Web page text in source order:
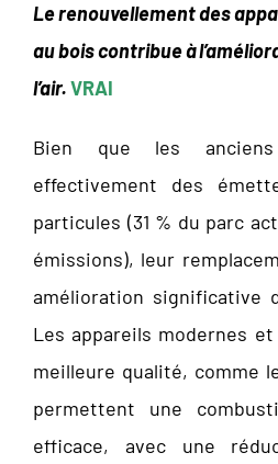
Le renouvellement des
au bois contribue à
l’air.VRAI
Bien que les
effectivement des
particules (31 % du parc
émissions), leur
amélioration significative
Les appareils modernes
meilleure qualité, comme
permettent une
efficace, avec une